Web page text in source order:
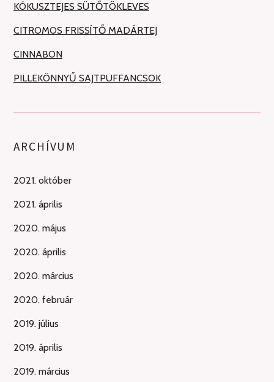
KÓKUSZTEJES SÜTŐTÖKLEVES
CITROMOS FRISSÍTŐ MADÁRTEJ
CINNABON
PILLEKÖNNYŰ SAJTPUFFANCSOK
ARCHÍVUM
2021. október
2021. április
2020. május
2020. április
2020. március
2020. február
2019. július
2019. április
2019. március